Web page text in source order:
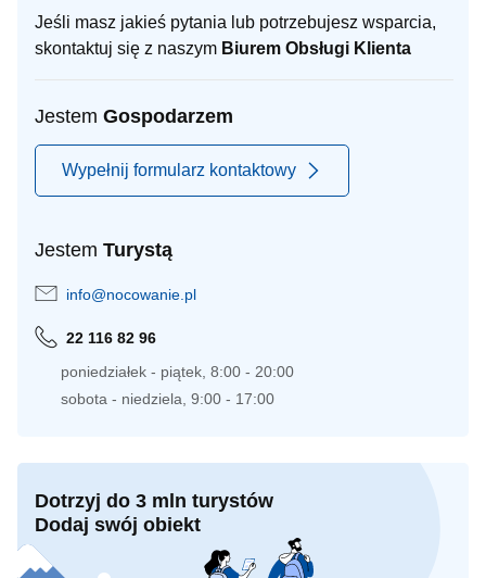
Jeśli masz jakieś pytania lub potrzebujesz wsparcia,
skontaktuj się z naszym Biurem Obsługi Klienta
Jestem Gospodarzem
Wypełnij formularz kontaktowy
Jestem Turystą
info@nocowanie.pl
22 116 82 96
poniedziałek - piątek, 8:00 - 20:00
sobota - niedziela, 9:00 - 17:00
Dotrzyj do 3 mln turystów
Dodaj swój obiekt